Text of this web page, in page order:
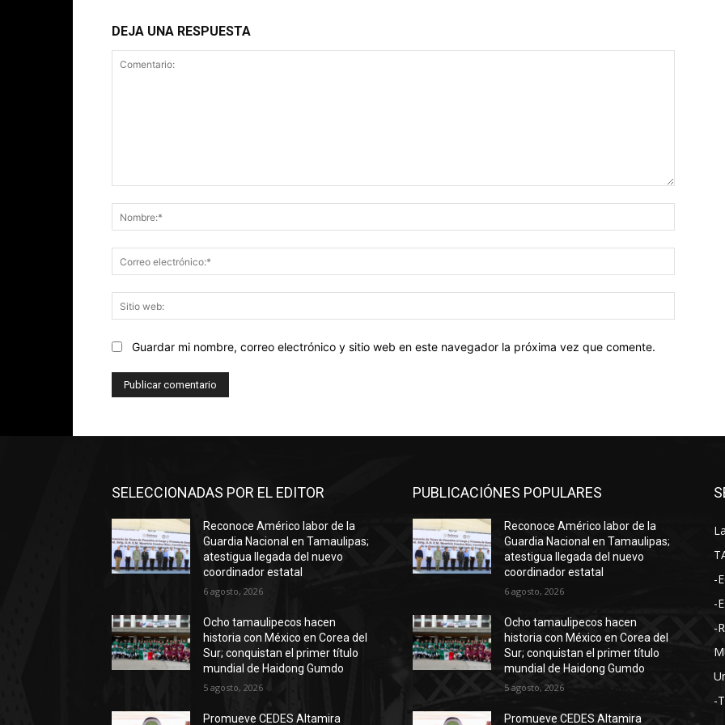
DEJA UNA RESPUESTA
web:
Guardar mi nombre, correo electrónico y sitio web en este navegador la próxima vez que comente.
SELECCIONADAS POR EL EDITOR
Reconoce Américo labor de la
Guardia Nacional en Tamaulipas;
atestigua llegada del nuevo
coordinador estatal
6 agosto, 2026
Ocho tamaulipecos hacen
historia con México en Corea del
Sur; conquistan el primer título
mundial de Haidong Gumdo
5 agosto, 2026
Promueve CEDES Altamira
PUBLICACIÓNES POPULARES
Reconoce Américo labor de la
Guardia Nacional en Tamaulipas;
atestigua llegada del nuevo
coordinador estatal
6 agosto, 2026
Ocho tamaulipecos hacen
historia con México en Corea del
Sur; conquistan el primer título
mundial de Haidong Gumdo
5 agosto, 2026
Promueve CEDES Altamira
-
-
-
-